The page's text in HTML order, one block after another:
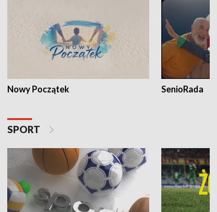
Nowy Początek SenioRada
SPORT